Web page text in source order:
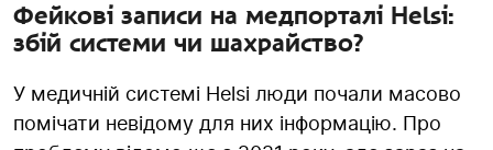
Фейкові записи на медпорталі Helsi:
збій системи чи шахрайство?
У медичній системі Helsi люди почали масово
помічати невідому для них інформацію. Про